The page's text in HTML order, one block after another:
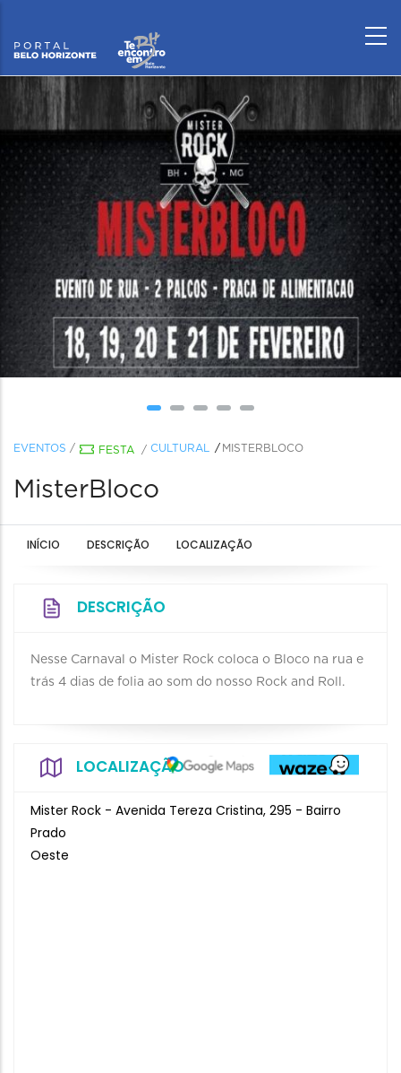
EVENTOS / FESTA / CULTURAL MISTERBLOCO
MisterBloco
INÍCIO DESCRIÇÃO LOCALIZAÇÃO
DESCRIÇÃO
Nesse Carnaval o Mister Rock coloca o Bloco na rua e
trás 4 dias de folia ao som do nosso Rock and Roll.
LOCALIZAÇÃO
Mister Rock - Avenida Tereza Cristina, 295 - Bairro
Prado
Oeste